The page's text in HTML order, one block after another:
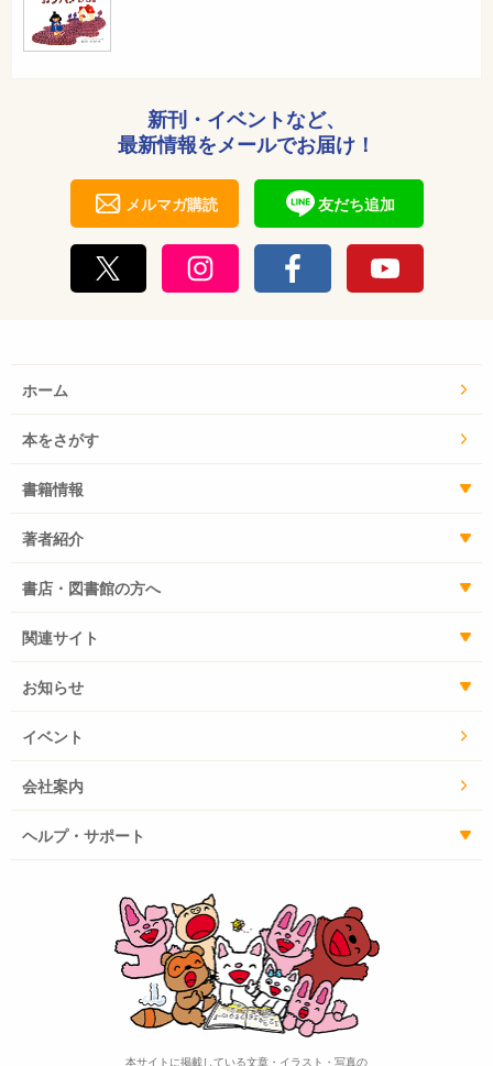
新刊・イベントなど、
最新情報をメールでお届け！
メルマガ購読 友だち追加
ホーム
本をさがす
書籍情報
著者紹介
書店・図書館の方へ
関連サイト
お知らせ
イベント
会社案内
ヘルプ・サポート
本サイトに掲載している文章・イラスト・写真の